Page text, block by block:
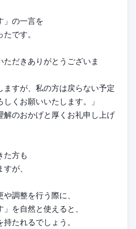
」の一言を
です。
ただきありがとうございま
ますが、私の方は戻らない予定
くお願いいたします。」
解のおかげと厚くお礼申し上げ
た方も
が、
調整を行う際に、
」を自然と使えると、
たれるでしょう。